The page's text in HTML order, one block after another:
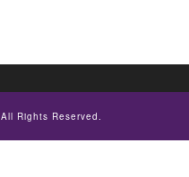
All Rights Reserved.